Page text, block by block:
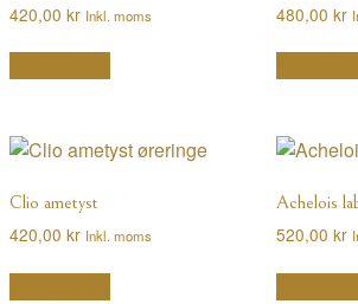
420,00 kr Inkl. moms 480,00 kr
Clio ametyst
420,00 kr Inkl. moms
Achelois
520,00 kr